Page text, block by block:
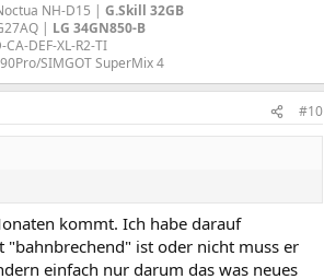
NH-D15 | G.Skill 32GB
| LG 34GN850-B
DEF-XL-R2-TI
SIMGOT SuperMix 4​
#10
kommt. Ich habe darauf
"bahnbrechend" ist oder nicht muss er
einfach nur darum das was neues